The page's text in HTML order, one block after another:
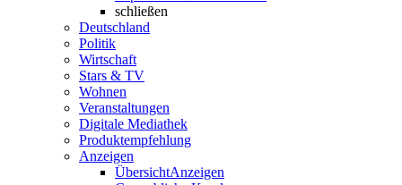
schließen
Deutschland
Politik
Wirtschaft
Stars & TV
Wohnen
Veranstaltungen
Digitale Mediathek
Produktempfehlung
Anzeigen
ÜbersichtAnzeigen